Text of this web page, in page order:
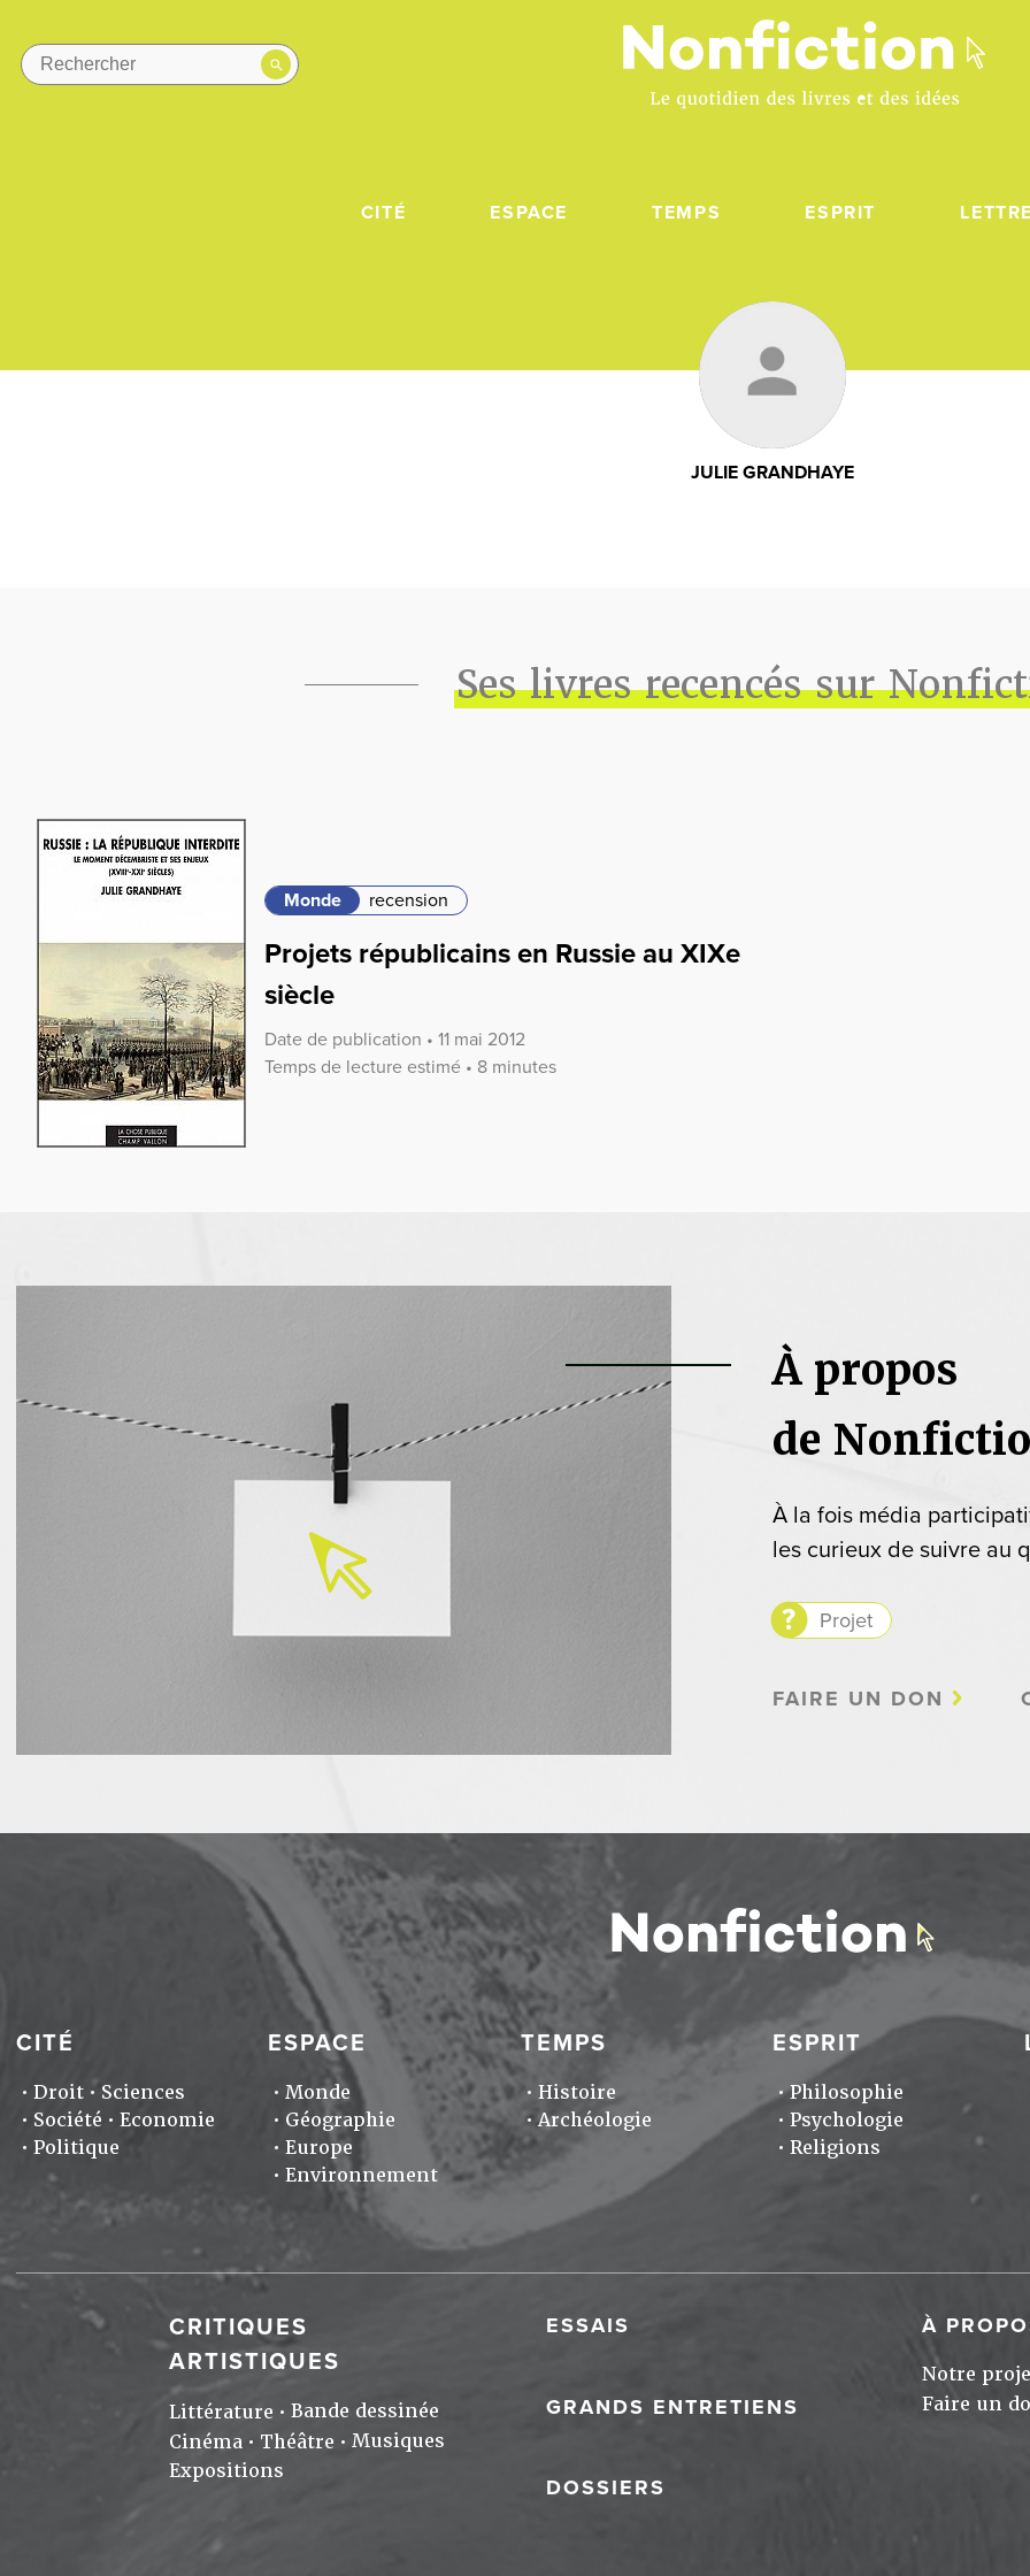
CITÉ ESPACE TEMPS ESPRIT
JULIE GRANDHAYE
Ses livres recencés sur
Monde recension
Projets républicains en Russie au XIXe
siècle
Date de publication • 11 mai 2012
Temps de lecture estimé • 8 minutes
À propos
de
À la fois média
les curieux de suivre au
Projet
FAIRE UN DON
CITÉ
Droit
Sciences
Société
Economie
Politique
ESPACE
Monde
Géographie
Europe
Environnement
TEMPS
Histoire
Archéologie
ESPRIT
Philosophie
Psychologie
Religions
CRITIQUES
ARTISTIQUES
Littérature
Bande dessinée
Cinéma
Théâtre
Musiques
Expositions
ESSAIS
GRANDS ENTRETIENS
DOSSIERS
À
Notre
Faire un